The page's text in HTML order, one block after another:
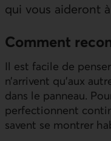
qui vous aideront
Comment
Il est facile de
n’arrivent qu’aux
dans le panneau.
perfectionnent
savent se montrer